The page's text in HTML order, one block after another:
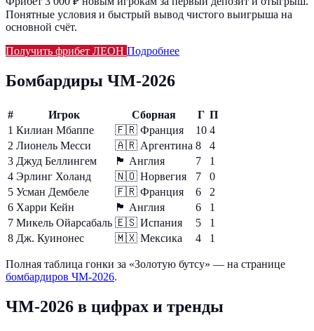
Понятные условия и быстрый вывод чистого выигрыша на
основной счёт.
Получить фрибет ЛЕОН Подробнее
Бомбардиры ЧМ-2026
# Игрок Сборная Г П
1 Килиан Мбаппе 🇫🇷 Франция 10 4
2 Лионель Месси 🇦🇷 Аргентина 8
4
3 Джуд Беллингем 🏴󠁧󠁢󠁥󠁮󠁧󠁿 Англия 7
1
4 Эрлинг Холанд 🇳🇴 Норвегия 7
0
5 Усман Дембеле 🇫🇷 Франция 6
2
6 Харри Кейн 🏴󠁧󠁢󠁥󠁮󠁧󠁿 Англия 6
1
7 Микель Ойарсабаль 🇪🇸 Испания 5
1
8 Дж. Куинонес 🇲🇽 Мексика 4 1
Полная таблица гонки за «Золотую бутсу» — на странице
бомбардиров ЧМ-2026.
ЧМ-2026 в цифрах и тренды